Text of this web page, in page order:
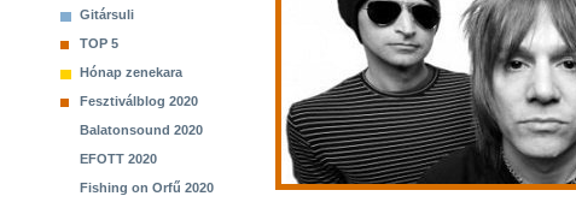
Gitársuli
TOP 5
Hónap zenekara
Fesztiválblog 2020
Balatonsound 2020
EFOTT 2020
Fishing on Orfű 2020